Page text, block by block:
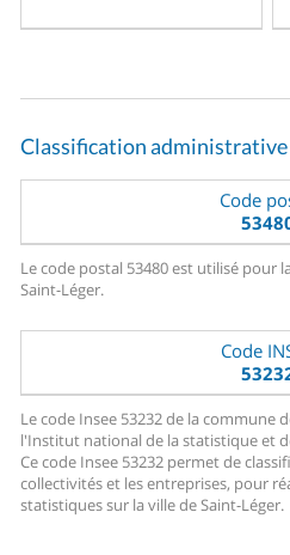
Classification administrative
Code
Le code postal 53480 est utilisé pour
Saint-Léger.
Code
Le code Insee 53232 de la commune
l'Institut national de la statistique et
Ce code Insee 53232 permet de
collectivités et les entreprises, pour
statistiques sur la ville de Saint-Léger.